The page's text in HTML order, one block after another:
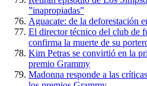
”inapropiadas”
Aguacate: de la deforestación
El director técnico del club de
confirma la muerte de su
Kim Petras se convirtió en la
premio Grammy
Madonna responde a las